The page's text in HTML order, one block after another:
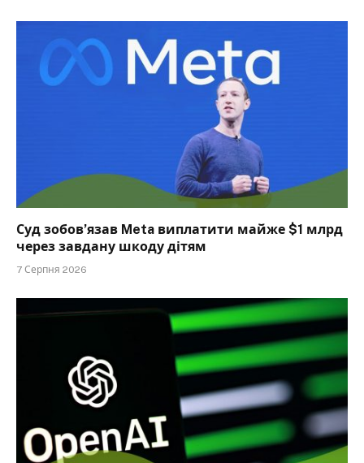
Суд зобов’язав Meta виплатити майже $1 млрд
через завдану шкоду дітям
7 Серпня 2026